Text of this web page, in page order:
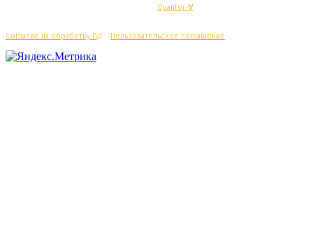
Quantor-∀
Согласие на обработку ПД Пользовательское соглашение